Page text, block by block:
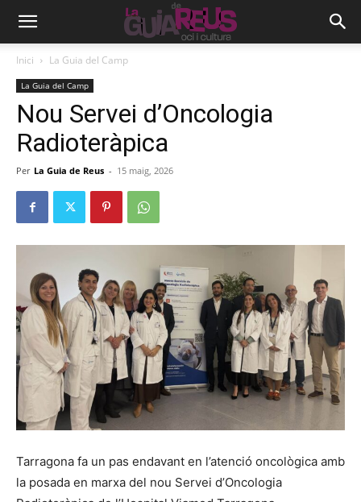
Inici La Guia del Camp
La Guia del Camp
Nou Servei d’Oncologia
Radioteràpica
Per La Guia de Reus - 15 maig, 2026
Tarragona fa un pas endavant en l’atenció oncològica amb
la posada en marxa del nou Servei d’Oncologia